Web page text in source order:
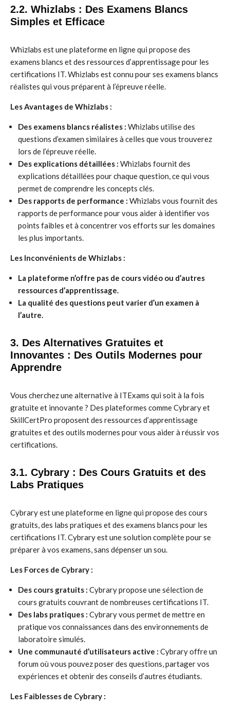
2.2. Whizlabs : Des Examens Blancs
Simples et Efficace
Whizlabs est une plateforme en ligne qui propose des
examens blancs et des ressources d’apprentissage pour les
certifications IT. Whizlabs est connu pour ses examens blancs
réalistes qui vous préparent à l’épreuve réelle.
Les Avantages de Whizlabs :
Des examens blancs réalistes : Whizlabs utilise des
questions d’examen similaires à celles que vous trouverez
lors de l’épreuve réelle.
Des explications détaillées : Whizlabs fournit des
explications détaillées pour chaque question, ce qui vous
permet de comprendre les concepts clés.
Des rapports de performance : Whizlabs vous fournit des
rapports de performance pour vous aider à identifier vos
points faibles et à concentrer vos efforts sur les domaines
les plus importants.
Les Inconvénients de Whizlabs :
La plateforme n’offre pas de cours vidéo ou d’autres
ressources d’apprentissage.
La qualité des questions peut varier d’un examen à
l’autre.
3. Des Alternatives Gratuites et
Innovantes : Des Outils Modernes pour
Apprendre
Vous cherchez une alternative à ITExams qui soit à la fois
gratuite et innovante ? Des plateformes comme Cybrary et
SkillCertPro proposent des ressources d’apprentissage
gratuites et des outils modernes pour vous aider à réussir vos
certifications.
3.1. Cybrary : Des Cours Gratuits et des
Labs Pratiques
Cybrary est une plateforme en ligne qui propose des cours
gratuits, des labs pratiques et des examens blancs pour les
certifications IT. Cybrary est une solution complète pour se
préparer à vos examens, sans dépenser un sou.
Les Forces de Cybrary :
Des cours gratuits : Cybrary propose une sélection de
cours gratuits couvrant de nombreuses certifications IT.
Des labs pratiques : Cybrary vous permet de mettre en
pratique vos connaissances dans des environnements de
laboratoire simulés.
Une communauté d’utilisateurs active : Cybrary offre un
forum où vous pouvez poser des questions, partager vos
expériences et obtenir des conseils d’autres étudiants.
Les Faiblesses de Cybrary :